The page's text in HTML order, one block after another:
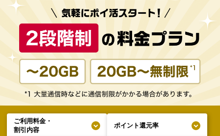
ご利用料金・
割引内容
ポイント還元率